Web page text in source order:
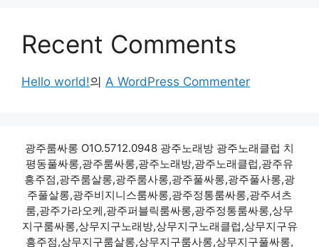
Recent Comments
Hello world!의 A WordPress Commenter
광주룸싸롱 O1O.5712.0948 광주노래방 광주노래클럽 치
평동풀싸롱,광주룸싸롱,광주노래방,광주노래클럽,광주유
흥주점,광주룸살롱,광주룸사롱,광주풀싸롱,광주풀사롱,광
주풀살롱,광주비지니스룸싸롱,광주정통룸싸롱,광주셔츠
룸,광주가라오케,광주퍼블릭룸싸롱,광주정통룸싸롱,상무
지구룸싸롱,상무지구노래방,상무지구노래클럽,상무지구유
흥주점,상무지구룸살롱,상무지구룸사롱,상무지구풀싸롱,